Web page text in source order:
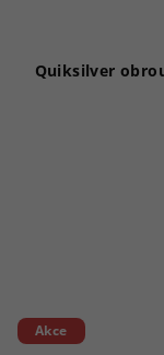
Quiksilver
Akce